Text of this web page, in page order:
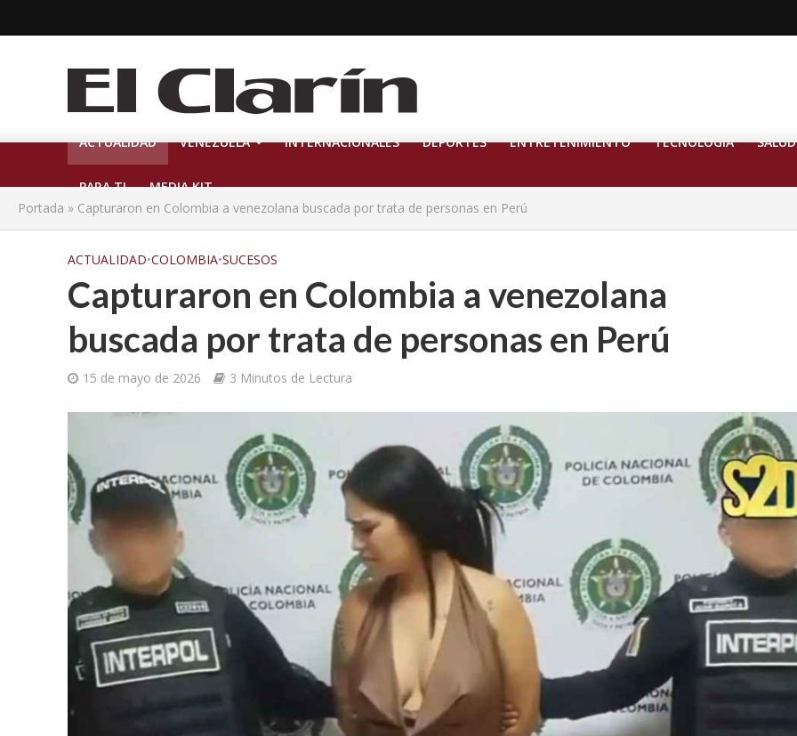
ACTUALIDAD VENEZUELA INTERNACIONALES DEPORTES ENTRETENIMIENTO TECNOLOGÍA SALUD
PARA TI
MEDIA KIT
Portada » Capturaron en Colombia a venezolana buscada por trata de personas en Perú
ACTUALIDAD•COLOMBIA•SUCESOS
Capturaron en Colombia a venezolana
buscada por trata de personas en Perú
15 de mayo de 2026 3 Minutos de Lectura